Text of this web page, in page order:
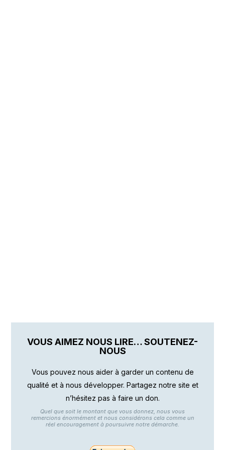
VOUS AIMEZ NOUS LIRE… SOUTENEZ-
NOUS
Vous pouvez nous aider à garder un contenu de
qualité et à nous développer. Partagez notre site et
n’hésitez pas à faire un don.
Quel que soit le montant que vous donnez, nous vous
remercions énormément et nous considérons cela comme un
réel encouragement à poursuivre notre démarche.